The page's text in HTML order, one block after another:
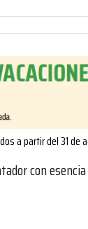
a partir del 31 de
con esencia